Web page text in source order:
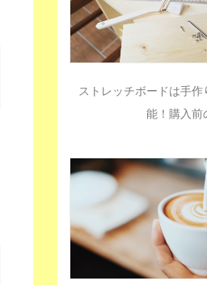
ストレッチボードは手
能！購入前